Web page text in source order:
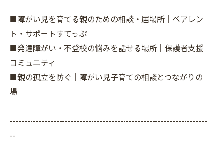
■障がい児を育てる親のための相談・居場所｜ペアレン
ト・サポートすてっぷ
■発達障がい・不登校の悩みを話せる場所｜保護者支援
コミュニティ
■親の孤立を防ぐ｜障がい児子育ての相談とつながりの
場
--------------------------------------------------------------------
--